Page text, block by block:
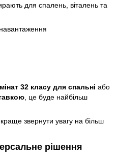
для спалень, віталень та
32 класу для спальні або
, це буде найбільш
звернути увагу на більш
рішення